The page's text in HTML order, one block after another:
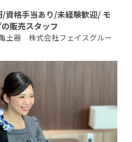
資格手当あり/未経験歓迎/ モ
販売スタッフ
土器 株式会社フェイスグルー